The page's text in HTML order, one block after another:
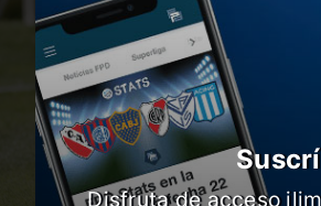
Disfruta de acceso